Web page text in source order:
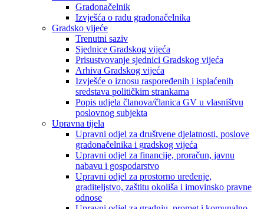
Gradonačelnik
Izvješća o radu gradonačelnika
Gradsko vijeće
Trenutni saziv
Sjednice Gradskog vijeća
Prisustvovanje sjednici Gradskog vijeća
Arhiva Gradskog vijeća
Izvješće o iznosu raspoređenih i isplaćenih
sredstava političkim strankama
Popis udjela članova/članica GV u vlasništvu
poslovnog subjekta
Upravna tijela
Upravni odjel za društvene djelatnosti, poslove
gradonačelnika i gradskog vijeća
Upravni odjel za financije, proračun, javnu
nabavu i gospodarstvo
Upravni odjel za prostorno uređenje,
graditeljstvo, zaštitu okoliša i imovinsko pravne
odnose